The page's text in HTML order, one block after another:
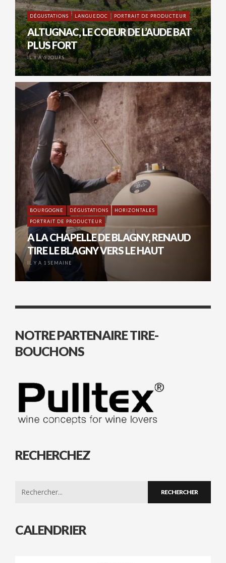
DÉGUSTATIONS LANGUEDOC PORTRAIT DE PRODUCTEUR
ALTUGNAC, LE COEUR DE L’AUDE BAT
PLUS FORT
IL Y A 6 JOURS
BOURGOGNE DÉGUSTATIONS
HORIZONTALES
PORTRAIT DE PRODUCTEUR
A LA CHAPELLE DE BLAGNY, RENAUD
TIRE LE BLAGNY VERS LE HAUT
IL Y A 1 SEMAINE
NOTRE PARTENAIRE TIRE-
BOUCHONS
RECHERCHEZ
CALENDRIER